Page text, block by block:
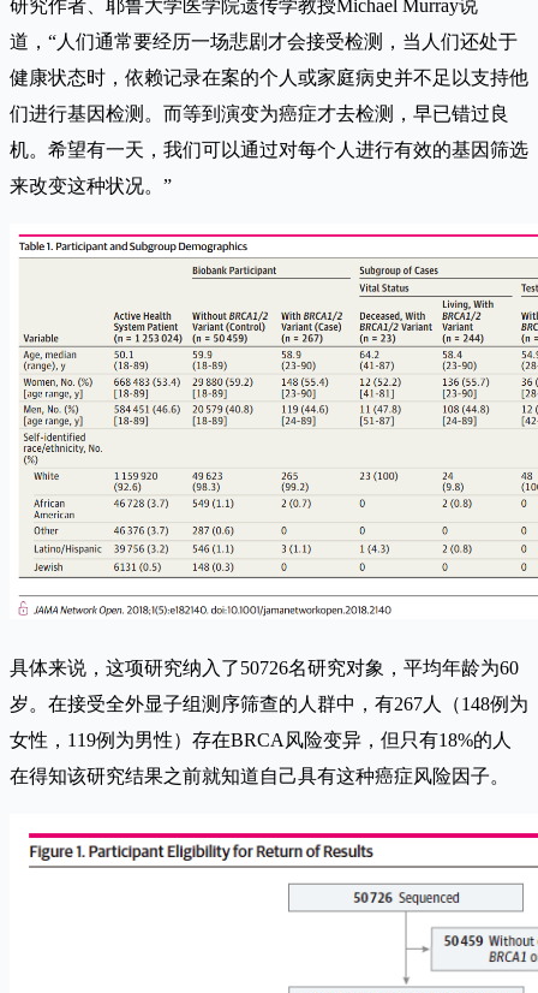
研究作者、耶鲁大学医学院遗传学教授Michael Murray说
道，“人们通常要经历一场悲剧才会接受检测，当人们还处于
健康状态时，依赖记录在案的个人或家庭病史并不足以支持他
们进行基因检测。而等到演变为癌症才去检测，早已错过良
机。希望有一天，我们可以通过对每个人进行有效的基因筛选
来改变这种状况。”
具体来说，这项研究纳入了50726名研究对象，平均年龄为60
岁。在接受全外显子组测序筛查的人群中，有267人（148例为
女性，119例为男性）存在BRCA风险变异，但只有18%的人
在得知该研究结果之前就知道自己具有这种癌症风险因子。